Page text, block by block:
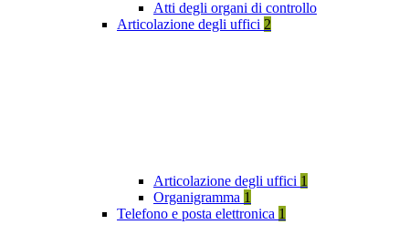
Atti degli organi di controllo
Articolazione degli uffici 2
Articolazione degli uffici 1
Organigramma 1
Telefono e posta elettronica 1